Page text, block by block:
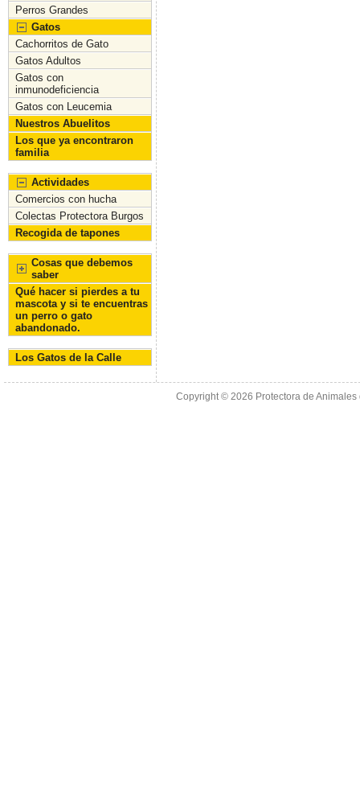
Perros Grandes
Gatos
Cachorritos de Gato
Gatos Adultos
Gatos con
inmunodeficiencia
Gatos con Leucemia
Nuestros Abuelitos
Los que ya encontraron
familia
Actividades
Comercios con hucha
Colectas Protectora Burgos
Recogida de tapones
Cosas que debemos
saber
Qué hacer si pierdes a tu
mascota y si te encuentras
un perro o gato
abandonado.
Los Gatos de la Calle
Copyright © 2026 Protectora de Animales